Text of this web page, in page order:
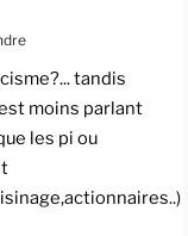
tandis
moins parlant
les pi ou